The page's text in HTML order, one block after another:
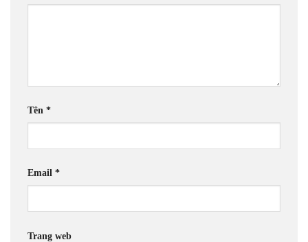
Tên *
Email *
Trang web